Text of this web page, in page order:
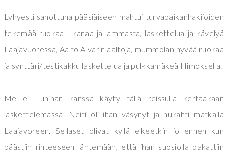
Lyhyesti sanottuna pääsiäiseen mahtui turvapaikanhakijoiden
tekemää ruokaa - kanaa ja lammasta, laskettelua ja kävelyä
Laajavuoressa, Aalto Alvarin aaltoja, mummolan hyvää ruokaa
ja synttäri/testikakku laskettelua ja pulkkamäkeä Himoksella.
Me ei Tuhinan kanssa käyty tällä reissulla kertaakaan
laskettelemassa. Neiti oli ihan väsynyt ja nukahti matkalla
Laajavoreen. Sellaset olivat kyllä elkeetkin jo ennen kun
päästiin rinteeseen lähtemään, että ihan suosiolla pakattiin